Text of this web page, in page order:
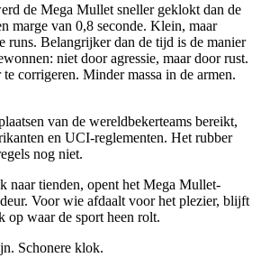
de Mega Mullet sneller geklokt dan de
marge van 0,8 seconde. Klein, maar
runs. Belangrijker dan de tijd is de manier
niet door agressie, maar door rust.
corrigeren. Minder massa in de armen.
van de wereldbekerteams bereikt,
en UCI-reglementen. Het rubber
nog niet.
naar tienden, opent het Mega Mullet-
Voor wie afdaalt voor het plezier, blijft
op waar de sport heen rolt.
Schonere klok.